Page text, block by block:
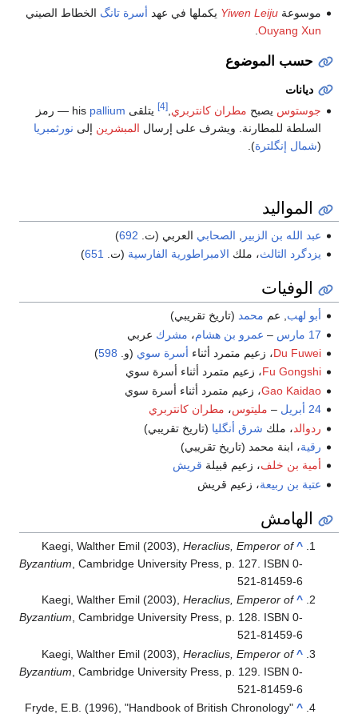
موسوعةYiwen Leiju يكملها في عهد أسرة تانگ الخطاط الصيني
Ouyang Xun
حسب الموضوع
ديانات
جوستوس يصبح مطران كانتربري ,
[4] يتلقى his pallium
— رمز
السلطة للمطارنة. ويشرف على إرسال المبشرين إلى نورثمبريا
(شمال إنگلترة).
المواليد
عبد الله بن الزبير الصحابي العربي (ت. 692
)
يزدگرد الثالث، ملك الامبراطورية الفارسية (ت. 651
)
الوفيات
أبو لهب, عم محمد (تاريخ تقريبي)
17 مارس
– عمرو بن هشام، مشرك عربي
Du Fuwei، زعيم متمرد أثناء أسرة سوي (و. 598
)
Fu Gongshi، زعيم متمرد أثناء أسرة سوي
Gao Kaidao، زعيم متمرد أثناء أسرة سوي
24 أبريل
– مليتوس، مطران كانتربري
ردوالد، ملك شرق أنگليا (تاريخ تقريبي)
رقية، ابنة محمد (تاريخ تقريبي)
أمية بن خلف، زعيم قبيلة قريش
عتبة بن ربيعة، زعيم قريش
الهامش
^
Kaegi, Walther Emil (2003),Heraclius, Emperor of
Byzantium , Cambridge University Press, p. 127. ISBN 0-
521-81459-6
^
Kaegi, Walther Emil (2003),Heraclius, Emperor of
Byzantium, Cambridge University Press, p. 128. ISBN 0-
521-81459-6
^
Kaegi, Walther Emil (2003),Heraclius, Emperor of
Byzantium , Cambridge University Press, p. 129. ISBN 0-
521-81459-6
^
Fryde, E.B. (1996), "Handbook of British Chronology"